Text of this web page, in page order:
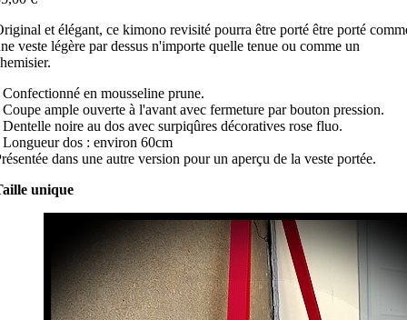
et élégant, ce kimono revisité pourra être porté être porté
veste légère par dessus n'importe quelle tenue ou comme un
Confectionné en mousseline prune.
Coupe ample ouverte à l'avant avec fermeture par bouton pression.
Dentelle noire au dos avec surpiqûres décoratives rose fluo.
Longueur dos : environ 60cm
dans une autre version pour un aperçu de la veste portée.
unique